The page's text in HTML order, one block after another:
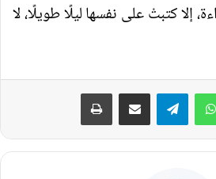
إلا كتبتْ على نفسها ليلًا طويلًا، لا
واتساب تيلقرام مشاركة عبر البريد طباعة